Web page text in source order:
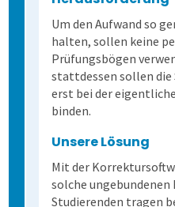
Um den Aufwand so
halten, sollen keine
Prüfungsbögen
stattdessen sollen die
erst bei der
binden.
Unsere Lösung
Mit der
solche
Studierenden tragen